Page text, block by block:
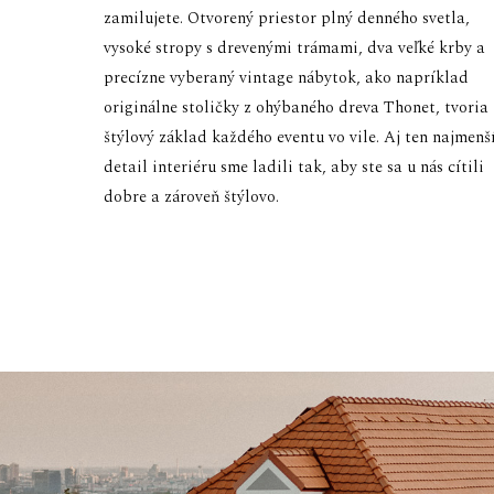
zamilujete. Otvorený priestor plný denného svetla,
vysoké stropy s drevenými trámami, dva veľké krby a
precízne vyberaný vintage nábytok, ako napríklad
originálne stoličky z ohýbaného dreva Thonet, tvoria
štýlový základ každého eventu vo vile. Aj ten
detail interiéru sme ladili tak, aby ste sa u nás cítili
dobre a zároveň štýlovo.